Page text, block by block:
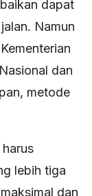
dapat
Namun
dan
metode
lebih tiga
dan